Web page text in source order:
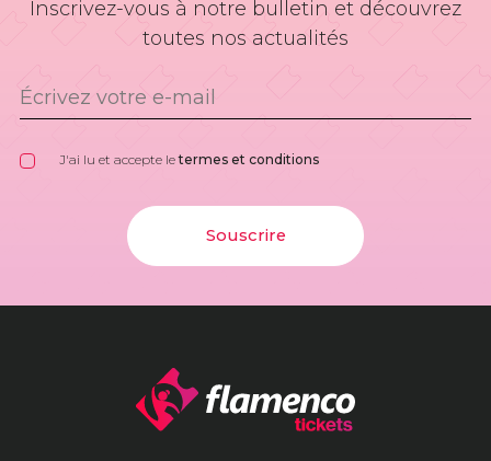
Inscrivez-vous à notre bulletin et découvrez
toutes nos actualités
J'ai lu et accepte letermes et conditions
Souscrire